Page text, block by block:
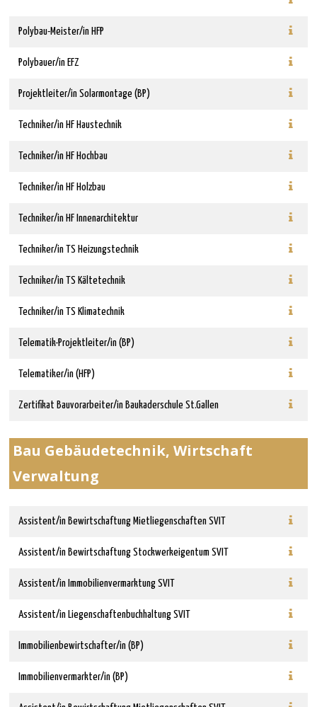
Polybau-Meister/in HFP
Polybauer/in EFZ
Projektleiter/in Solarmontage (BP)
Techniker/in HF Haustechnik
Techniker/in HF Hochbau
Techniker/in HF Holzbau
Techniker/in HF Innenarchitektur
Techniker/in TS Heizungstechnik
Techniker/in TS Kältetechnik
Techniker/in TS Klimatechnik
Telematik-Projektleiter/in (BP)
Telematiker/in (HFP)
Zertifikat Bauvorarbeiter/in Baukaderschule St.Gallen
Bau Gebäudetechnik, Wirtschaft
Verwaltung
Assistent/in Bewirtschaftung Mietliegenschaften SVIT
Assistent/in Bewirtschaftung Stockwerkeigentum SVIT
Assistent/in Immobilienvermarktung SVIT
Assistent/in Liegenschaftenbuchhaltung SVIT
Immobilienbewirtschafter/in (BP)
Immobilienvermarkter/in (BP)